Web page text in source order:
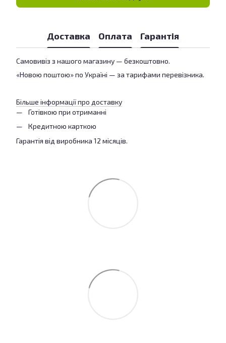
Доставка Оплата Гарантія
Самовивіз з нашого магазину — безкоштовно.
«Новою поштою» по Україні — за тарифами перевізника.
Більше інформації про доставку
Готівкою при отриманні
Кредитною карткою
Гарантія від виробника 12 місяців.